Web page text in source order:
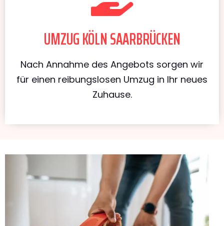
UMZUG KÖLN SAARBRÜCKEN
Nach Annahme des Angebots sorgen wir
für einen reibungslosen Umzug in Ihr neues
Zuhause.